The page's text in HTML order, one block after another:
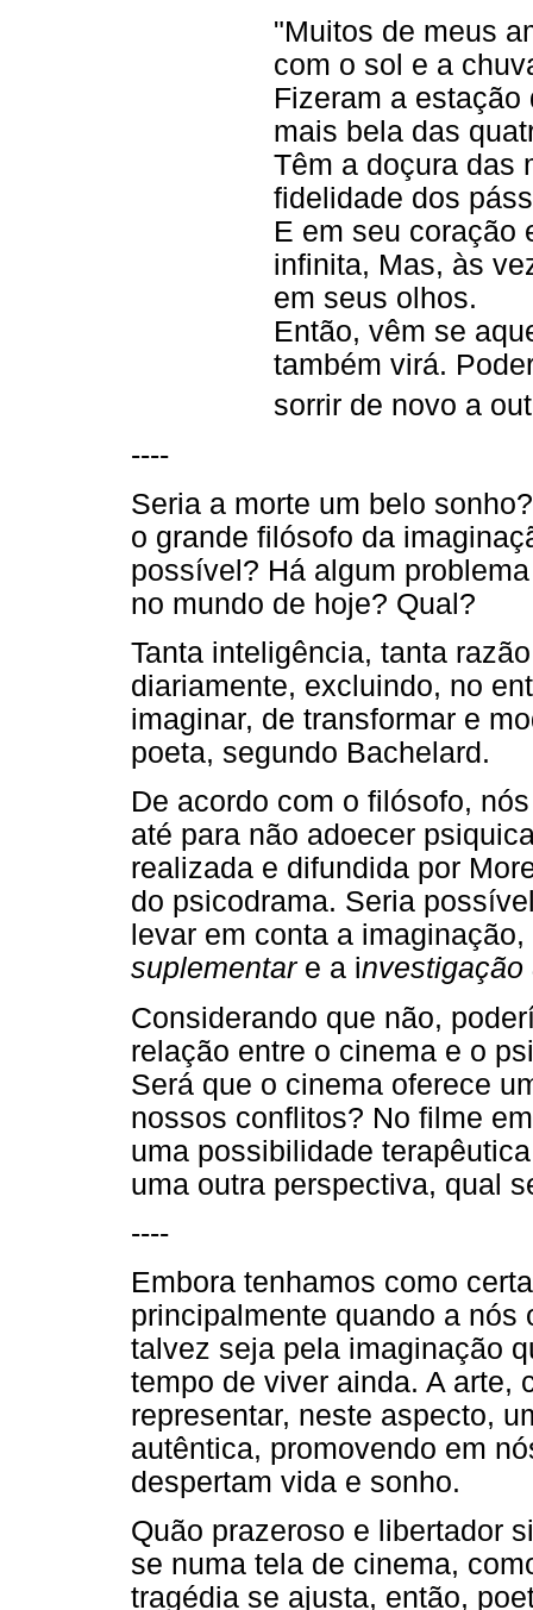
"Muitos de meus
com o sol e a
Fizeram a
mais bela das
Têm a doçura das
fidelidade dos
E em seu coração
infinita, Mas, às
em seus olhos.
Então, vêm se
também virá.
sorrir de novo a
----
Seria a morte um belo
o grande filósofo da
possível? Há algum
no mundo de hoje? Qual?
Tanta inteligência, tanta
diariamente, excluindo, no
imaginar, de transformar e
poeta, segundo Bachelard.
De acordo com o filósofo,
até para não adoecer
realizada e difundida por
do psicodrama. Seria
levar em conta a
suplementar e a investigação
Considerando que não,
relação entre o cinema e o
Será que o cinema oferece
nossos conflitos? No filme
uma possibilidade
uma outra perspectiva, qual
----
Embora tenhamos como
principalmente quando a
talvez seja pela imaginação
tempo de viver ainda. A arte,
representar, neste aspecto,
autêntica, promovendo em
despertam vida e sonho.
Quão prazeroso e libertador
se numa tela de cinema,
tragédia se ajusta, então,